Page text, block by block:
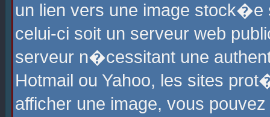
un lien vers une image
celui-ci soit un serveur web
serveur n�cessitant une
Hotmail ou Yahoo, les sites
afficher une image, vous